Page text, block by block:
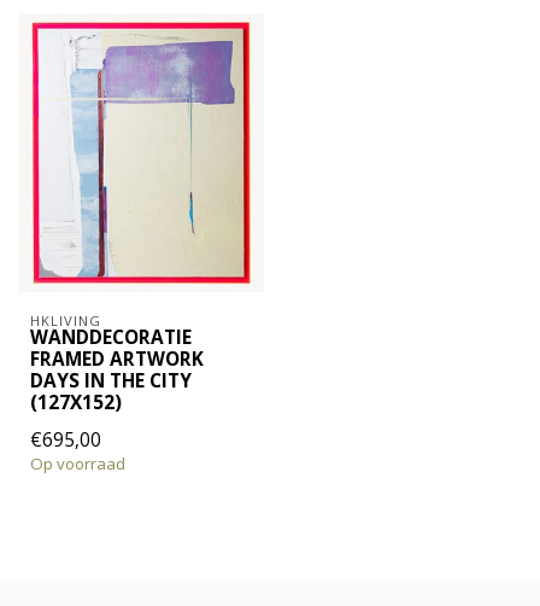
HKLIVING
WANDDECORATIE
FRAMED ARTWORK
DAYS IN THE CITY
(127X152)
€695,00
Op voorraad